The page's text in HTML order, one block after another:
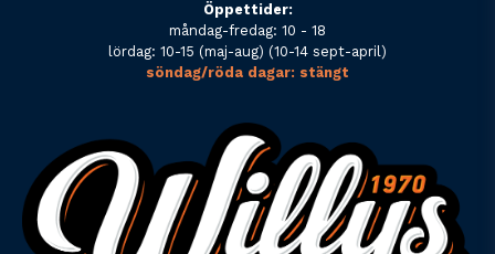
Öppettider:
måndag-fredag: 10 - 18
lördag: 10-15 (maj-aug) (10-14 sept-april)
söndag/röda dagar: stängt